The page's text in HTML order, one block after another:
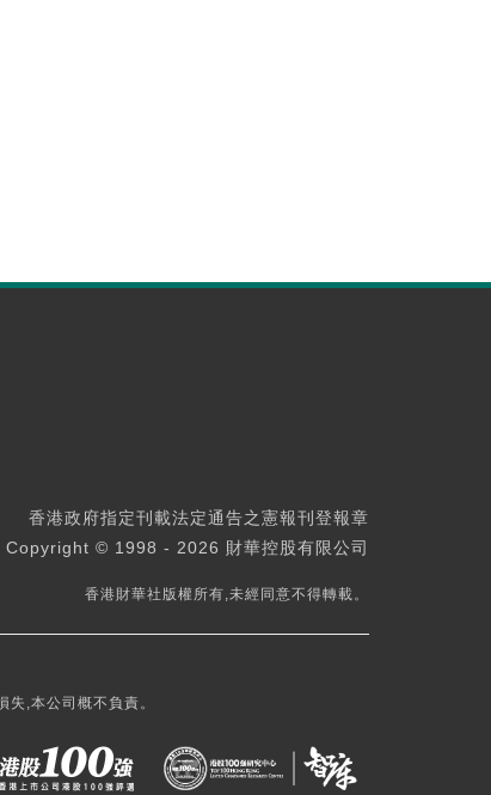
香港政府指定刊載法定通告之憲報刊登報章
Copyright © 1998 - 2026 財華控股有限公司
香港財華社版權所有,未經同意不得轉載。
,本公司概不負責。